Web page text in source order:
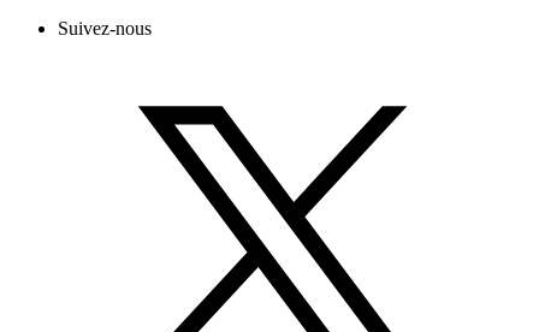
Suivez-nous